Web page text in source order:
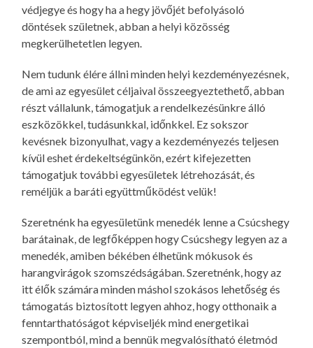
védjegye és hogy ha a hegy jövőjét befolyásoló
döntések születnek, abban a helyi közösség
megkerülhetetlen legyen.
Nem tudunk élére állni minden helyi kezdeményezésnek,
de ami az egyesület céljaival összeegyeztethető, abban
részt vállalunk, támogatjuk a rendelkezésünkre álló
eszközökkel, tudásunkkal, időnkkel. Ez sokszor
kevésnek bizonyulhat, vagy a kezdeményezés teljesen
kívül eshet érdekeltségünkön, ezért kifejezetten
támogatjuk további egyesületek létrehozását, és
reméljük a baráti együttműködést velük!
Szeretnénk ha egyesületünk menedék lenne a Csúcshegy
barátainak, de legfőképpen hogy Csúcshegy legyen az a
menedék, amiben békében élhetünk mókusok és
harangvirágok szomszédságában. Szeretnénk, hogy az
itt élők számára minden máshol szokásos lehetőség és
támogatás biztosított legyen ahhoz, hogy otthonaik a
fenntarthatóságot képviseljék mind energetikai
szempontból, mind a bennük megvalósítható életmód